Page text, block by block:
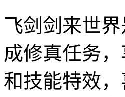
飞剑剑来世
成修真任务，
和技能特效